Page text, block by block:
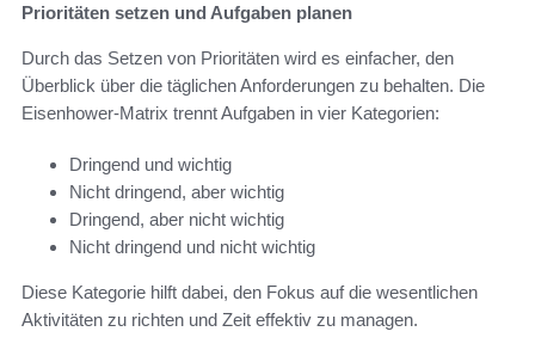
Prioritäten setzen und Aufgaben planen
Durch das Setzen von Prioritäten wird es einfacher, den
Überblick über die täglichen Anforderungen zu behalten. Die
Eisenhower-Matrix trennt Aufgaben in vier Kategorien:
Dringend und wichtig
Nicht dringend, aber wichtig
Dringend, aber nicht wichtig
Nicht dringend und nicht wichtig
Diese Kategorie hilft dabei, den Fokus auf die wesentlichen
Aktivitäten zu richten und Zeit effektiv zu managen.